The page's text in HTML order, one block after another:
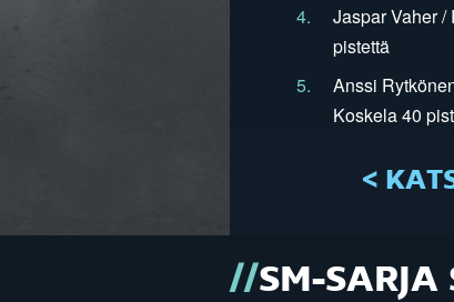
4.
Jaspar Vaher /
pistettä
5.
Anssi
Koskela 40
<
SM-SARJA